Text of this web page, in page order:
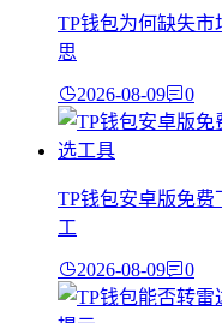
TP钱包为何缺失
思
2026-08-09 0
TP钱包安卓版免
工
2026-08-09 0